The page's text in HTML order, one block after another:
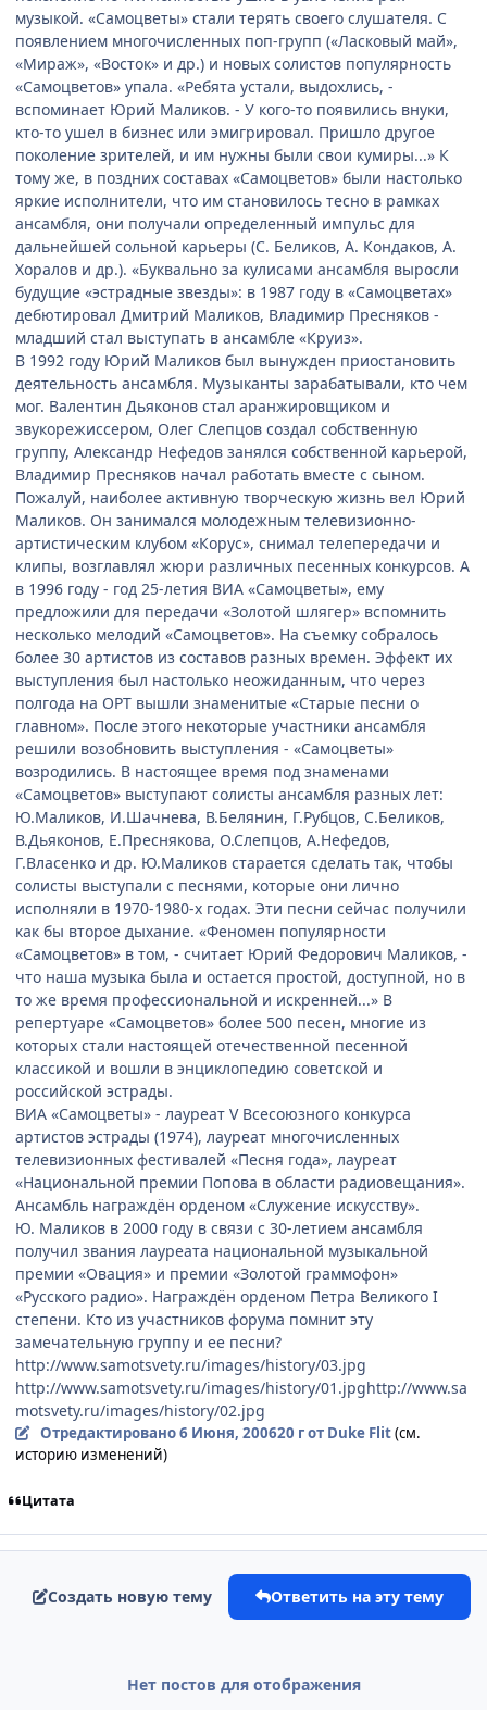
музыкой. «Самоцветы» стали терять своего слушателя. С
появлением многочисленных поп-групп («Ласковый май»,
«Мираж», «Восток» и др.) и новых солистов популярность
«Самоцветов» упала. «Ребята устали, выдохлись, -
вспоминает Юрий Маликов. - У кого-то появились внуки,
кто-то ушел в бизнес или эмигрировал. Пришло другое
поколение зрителей, и им нужны были свои кумиры...» К
тому же, в поздних составах «Самоцветов» были настолько
яркие исполнители, что им становилось тесно в рамках
ансамбля, они получали определенный импульс для
дальнейшей сольной карьеры (С. Беликов, А. Кондаков, А.
Хоралов и др.). «Буквально за кулисами ансамбля выросли
будущие «эстрадные звезды»: в 1987 году в «Самоцветах»
дебютировал Дмитрий Маликов, Владимир Пресняков -
младший стал выступать в ансамбле «Круиз».
В 1992 году Юрий Маликов был вынужден приостановить
деятельность ансамбля. Музыканты зарабатывали, кто чем
мог. Валентин Дьяконов стал аранжировщиком и
звукорежиссером, Олег Слепцов создал собственную
группу, Александр Нефедов занялся собственной карьерой,
Владимир Пресняков начал работать вместе с сыном.
Пожалуй, наиболее активную творческую жизнь вел Юрий
Маликов. Он занимался молодежным телевизионно-
артистическим клубом «Корус», снимал телепередачи и
клипы, возглавлял жюри различных песенных конкурсов. А
в 1996 году - год 25-летия ВИА «Самоцветы», ему
предложили для передачи «Золотой шлягер» вспомнить
несколько мелодий «Самоцветов». На съемку собралось
более 30 артистов из составов разных времен. Эффект их
выступления был настолько неожиданным, что через
полгода на ОРТ вышли знаменитые «Старые песни о
главном». После этого некоторые участники ансамбля
решили возобновить выступления - «Самоцветы»
возродились. В настоящее время под знаменами
«Самоцветов» выступают солисты ансамбля разных лет:
Ю.Маликов, И.Шачнева, В.Белянин, Г.Рубцов, С.Беликов,
В.Дьяконов, Е.Преснякова, О.Слепцов, А.Нефедов,
Г.Власенко и др. Ю.Маликов старается сделать так, чтобы
солисты выступали с песнями, которые они лично
исполняли в 1970-1980-х годах. Эти песни сейчас получили
как бы второе дыхание. «Феномен популярности
«Самоцветов» в том, - считает Юрий Федорович Маликов, -
что наша музыка была и остается простой, доступной, но в
то же время профессиональной и искренней...» В
репертуаре «Самоцветов» более 500 песен, многие из
которых стали настоящей отечественной песенной
классикой и вошли в энциклопедию советской и
российской эстрады.
ВИА «Самоцветы» - лауреат V Всесоюзного конкурса
артистов эстрады (1974), лауреат многочисленных
телевизионных фестивалей «Песня года», лауреат
«Национальной премии Попова в области радиовещания».
Ансамбль награждён орденом «Служение искусству».
Ю. Маликов в 2000 году в связи с 30-летием ансамбля
получил звания лауреата национальной музыкальной
премии «Овация» и премии «Золотой граммофон»
«Русского радио». Награждён орденом Петра Великого I
степени. Кто из участников форума помнит эту
замечательную группу и ее песни?
http://www.samotsvety.ru/images/history/03.jpg
http://www.samotsvety.ru/images/history/01.jpghttp://www.sa
motsvety.ru/images/history/02.jpg
Отредактировано6 Июня, 200620 гот Duke Flit(см.
историю изменений)
Цитата
Создать новую тему Ответить на эту тему
Нет постов для отображения